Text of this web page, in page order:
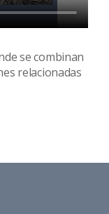
se combinan
relacionadas